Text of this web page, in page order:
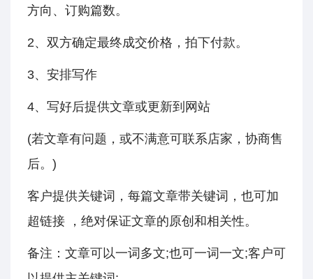
方向、订购篇数。
2、双方确定最终成交价格，拍下付款。
3、安排写作
4、写好后提供文章或更新到网站
(若文章有问题，或不满意可联系店家，协商售
后。)
客户提供关键词，每篇文章带关键词，也可加
超链接 ，绝对保证文章的原创和相关性。
备注：文章可以一词多文;也可一词一文;客户可